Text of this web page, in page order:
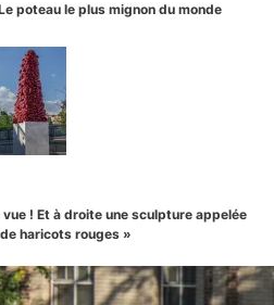
poteau le plus mignon du monde
! Et à droite une sculpture appelée
haricots rouges »